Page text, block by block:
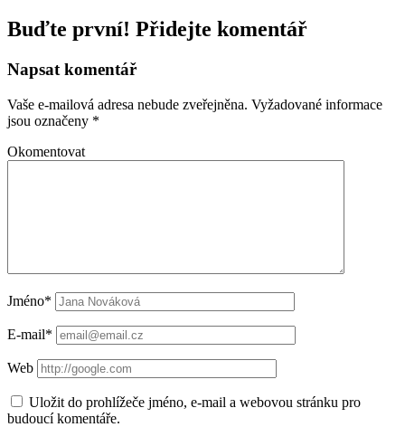
Buďte první! Přidejte komentář
Napsat komentář
Vaše e-mailová adresa nebude zveřejněna. Vyžadované informace
jsou označeny *
Okomentovat
Jméno*
E-mail*
Web
Uložit do prohlížeče jméno, e-mail a webovou stránku pro
budoucí komentáře.